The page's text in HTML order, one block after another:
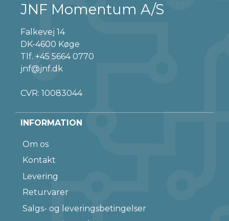
JNF Momentum A/S
Falkevej 14
DK-4600 Køge
Tlf. +45 5664 0770
jnf@jnf.dk
CVR: 10083044
INFORMATION
Om os
Kontakt
Levering
Returvarer
Salgs- og leveringsbetingelser